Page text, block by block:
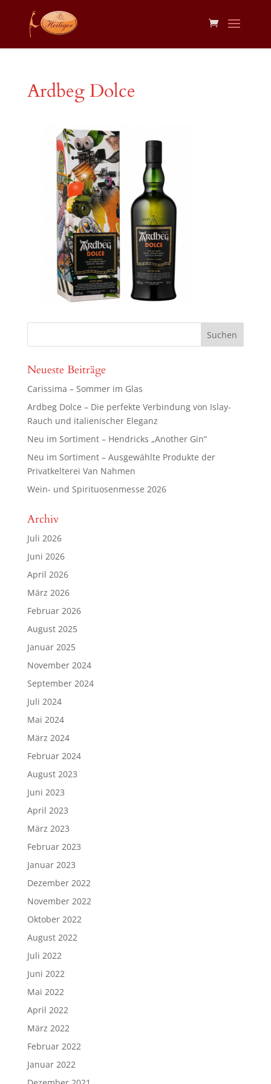
Ardbeg Dolce
Neueste Beiträge
Carissima – Sommer im Glas
Ardbeg Dolce – Die perfekte Verbindung von Islay-
Rauch und italienischer Eleganz
Neu im Sortiment – Hendricks „Another Gin“
Neu im Sortiment – Ausgewählte Produkte der
Privatkelterei Van Nahmen
Wein- und Spirituosenmesse 2026
Archiv
Juli 2026
Juni 2026
April 2026
März 2026
Februar 2026
August 2025
Januar 2025
November 2024
September 2024
Juli 2024
Mai 2024
März 2024
Februar 2024
August 2023
Juni 2023
April 2023
März 2023
Februar 2023
Januar 2023
Dezember 2022
November 2022
Oktober 2022
August 2022
Juli 2022
Juni 2022
Mai 2022
April 2022
März 2022
Februar 2022
Januar 2022